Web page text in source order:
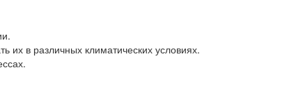
их в различных климатических условиях.